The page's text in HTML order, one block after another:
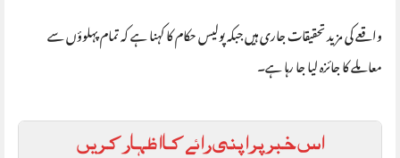
واقعے کی مزید تحقیقات جاری ہیں جبکہ پولیس حکام کا کہنا ہے کہ تمام پہلوؤں سے
معاملے کا جائزہ لیا جا رہا ہے۔
اس خبر پر اپنی رائے کا اظہار کریں